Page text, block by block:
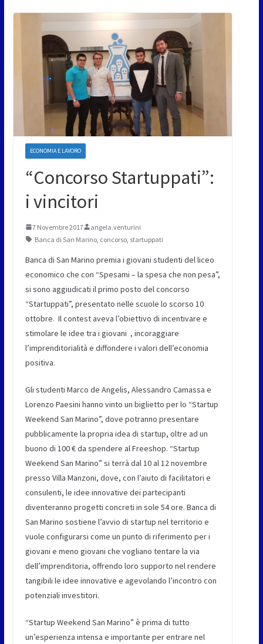
ECONOMIA E LAVORO
“Concorso Startuppati”:
i vincitori
7 Novembre 2017
angela.venturini
Banca di San Marino, concorso, startuppati
Banca di San Marino premia i giovani studenti del liceo
economico che con “Spesami – la spesa che non pesa”,
si sono aggiudicati il primo posto del concorso
“Startuppati”, presentato nelle scuole lo scorso 10
ottobre. Il contest aveva l’obiettivo di incentivare e
stimolare le idee tra i giovani , incoraggiare
l’imprenditorialità e diffondere i valori dell’economia
positiva.
Gli studenti Marco de Angelis, Alessandro Camassa e
Lorenzo Paesini hanno vinto un biglietto per lo “Startup
Weekend San Marino”, dove potranno presentare
pubblicamente la propria idea di startup, oltre ad un
buono di 100 € da spendere al Freeshop. “Startup
Weekend San Marino” si terrà dal 10 al 12 novembre
presso Villa Manzoni, dove, con l’aiuto di facilitatori e
consulenti, le idee innovative dei partecipanti
diventeranno progetti concreti in sole 54 ore. Banca di
San Marino sostiene l’avvio di startup nel territorio e
vuole configurarsi come un punto di riferimento per i
giovani e meno giovani che vogliano tentare la via
dell’imprenditoria, offrendo loro supporto nel rendere
tangibili le idee innovative e agevolando l’incontro con
potenziali investitori.
“Startup Weekend San Marino” è prima di tutto
un’esperienza intensa e importante per entrare nel